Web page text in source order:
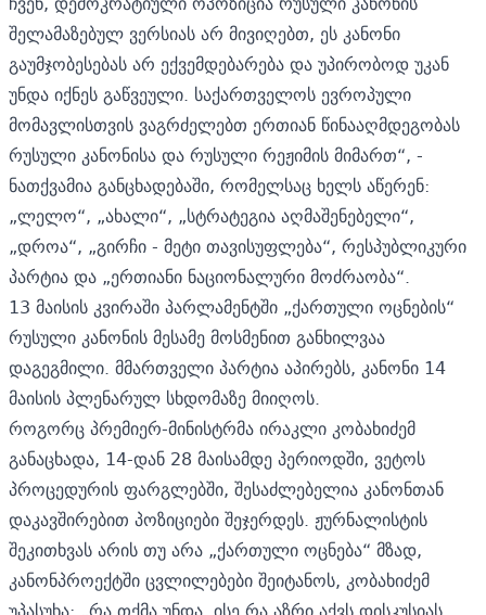
შელამაზებულ ვერსიას არ მივიღებთ, ეს კანონი
გაუმჯობესებას არ ექვემდებარება და უპირობოდ უკან
უნდა იქნეს გაწვეული. საქართველოს ევროპული
მომავლისთვის ვაგრძელებთ ერთიან წინააღმდეგობას
რუსული კანონისა და რუსული რეჟიმის მიმართ“, -
ნათქვამია განცხადებაში, რომელსაც ხელს აწერენ:
„ლელო“, „ახალი“, „სტრატეგია აღმაშენებელი“,
„დროა“, „გირჩი - მეტი თავისუფლება“, რესპუბლიკური
პარტია და „ერთიანი ნაციონალური მოძრაობა“.
13 მაისის კვირაში პარლამენტში „ქართული ოცნების“
რუსული კანონის მესამე მოსმენით განხილვაა
დაგეგმილი. მმართველი პარტია აპირებს, კანონი 14
მაისის პლენარულ სხდომაზე მიიღოს.
როგორც პრემიერ-მინისტრმა ირაკლი კობახიძემ
განაცხადა, 14-დან 28 მაისამდე პერიოდში, ვეტოს
პროცედურის ფარგლებში, შესაძლებელია კანონთან
დაკავშირებით პოზიციები შეჯერდეს. ჟურნალისტის
შეკითხვას არის თუ არა „ქართული ოცნება“ მზად,
კანონპროექტში ცვლილებები შეიტანოს, კობახიძემ